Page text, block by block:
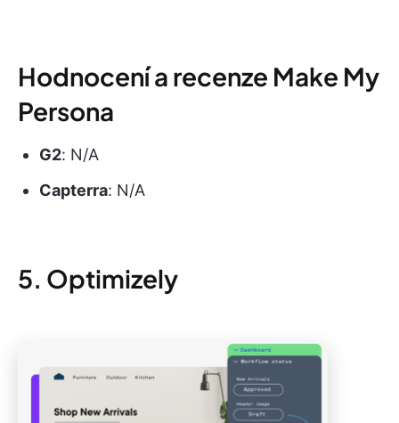
Hodnocení a recenze Make My
Persona
G2: N/A
Capterra: N/A
5. Optimizely